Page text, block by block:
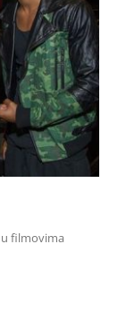
u filmovima